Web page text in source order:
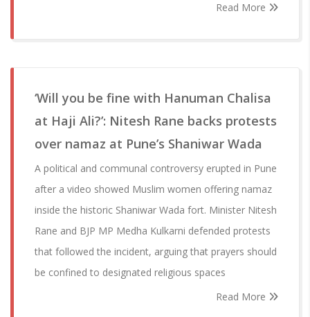
Read More
‘Will you be fine with Hanuman Chalisa
at Haji Ali?’: Nitesh Rane backs protests
over namaz at Pune’s Shaniwar Wada
A political and communal controversy erupted in Pune
after a video showed Muslim women offering namaz
inside the historic Shaniwar Wada fort. Minister Nitesh
Rane and BJP MP Medha Kulkarni defended protests
that followed the incident, arguing that prayers should
be confined to designated religious spaces
Read More